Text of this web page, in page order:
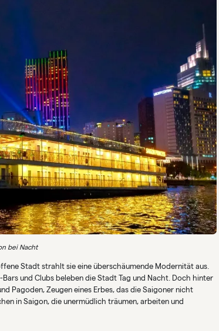
bei Nacht
Stadt strahlt sie eine überschäumende Modernität aus.
und Clubs beleben die Stadt Tag und Nacht. Doch hinter
Pagoden, Zeugen eines Erbes, das die Saigoner nicht
in Saigon, die unermüdlich träumen, arbeiten und